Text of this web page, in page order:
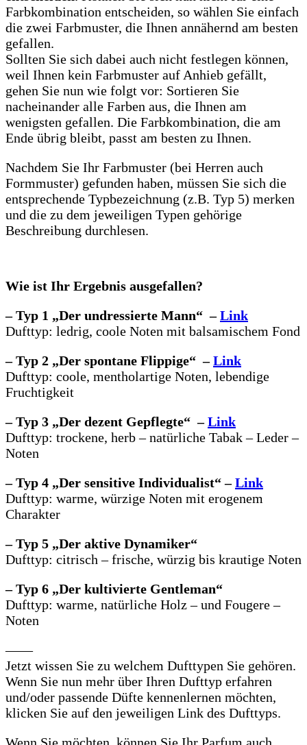
Farbkombination entscheiden, so wählen Sie einfach
die zwei Farbmuster, die Ihnen annähernd am besten
gefallen.
Sollten Sie sich dabei auch nicht festlegen können,
weil Ihnen kein Farbmuster auf Anhieb gefällt,
gehen Sie nun wie folgt vor: Sortieren Sie
nacheinander alle Farben aus, die Ihnen am
wenigsten gefallen. Die Farbkombination, die am
Ende übrig bleibt, passt am besten zu Ihnen.
Nachdem Sie Ihr Farbmuster (bei Herren auch
Formmuster) gefunden haben, müssen Sie sich die
entsprechende Typbezeichnung (z.B. Typ 5) merken
und die zu dem jeweiligen Typen gehörige
Beschreibung durchlesen.
Wie ist Ihr Ergebnis ausgefallen?
– Typ 1 „Der undressierte Mann“ –Link
Dufttyp: ledrig, coole Noten mit balsamischem Fond
– Typ 2 „Der spontane Flippige“ –Link
Dufttyp: coole, mentholartige Noten, lebendige
Fruchtigkeit
– Typ 3 „Der dezent Gepflegte“ –Link
Dufttyp: trockene, herb – natürliche Tabak – Leder –
Noten
– Typ 4 „Der sensitive Individualist“ –Link
Dufttyp: warme, würzige Noten mit erogenem
Charakter
– Typ 5 „Der aktive Dynamiker“
Dufttyp: citrisch – frische, würzig bis krautige Noten
– Typ 6 „Der kultivierte Gentleman“
Dufttyp: warme, natürliche Holz – und Fougere –
Noten
——
Jetzt wissen Sie zu welchem Dufttypen Sie gehören.
Wenn Sie nun mehr über Ihren Dufttyp erfahren
und/oder passende Düfte kennenlernen möchten,
klicken Sie auf den jeweiligen Link des Dufttyps.